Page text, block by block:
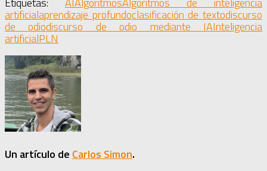
artificialaprendizaje profundoclasificación de textodiscurso
de odiodiscurso de odio mediante IAInteligencia
artificialPLN
Un artículo de Carlos Simon.